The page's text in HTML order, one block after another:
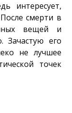
интересует,
смерти в
вещей и
Зачастую его
не лучшее
точек